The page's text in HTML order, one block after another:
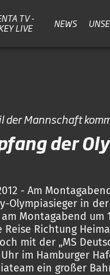
TV -
LIVE
NEWS
der Mannschaft
der
- Am
Olympiasieger in
Montagabend um
Reise Richtung
mit der „MS
Uhr im Hamburger
ein großer